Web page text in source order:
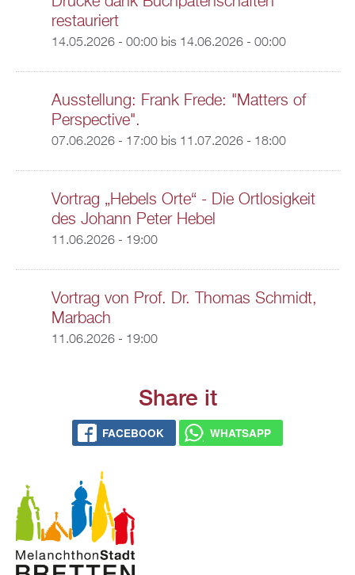
restauriert
14.05.2026 - 00:00bis 14.06.2026 - 00:00
Ausstellung: Frank Frede: "Matters of
Perspective".
07.06.2026 - 17:00bis 11.07.2026 - 18:00
Vortrag „Hebels Orte“ - Die Ortlosigkeit
des Johann Peter Hebel
11.06.2026 - 19:00
Vortrag von Prof. Dr. Thomas Schmidt,
Marbach
11.06.2026 - 19:00
Share it
FACEBOOK WHATSAPP